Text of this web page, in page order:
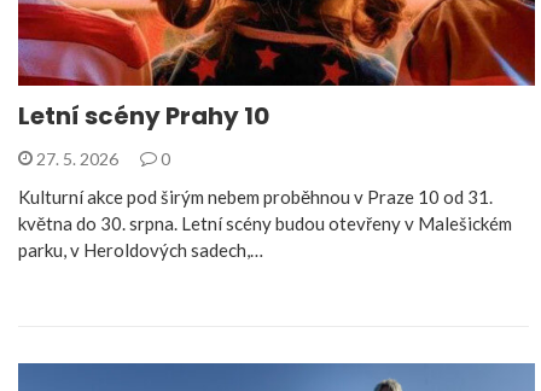
Letní scény Prahy 10
27. 5. 2026 0
Kulturní akce pod širým nebem proběhnou v Praze 10 od 31.
května do 30. srpna. Letní scény budou otevřeny v Malešickém
parku, v Heroldových sadech,…